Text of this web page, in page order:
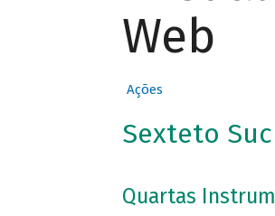
Web
Ações
Sexteto
Quartas